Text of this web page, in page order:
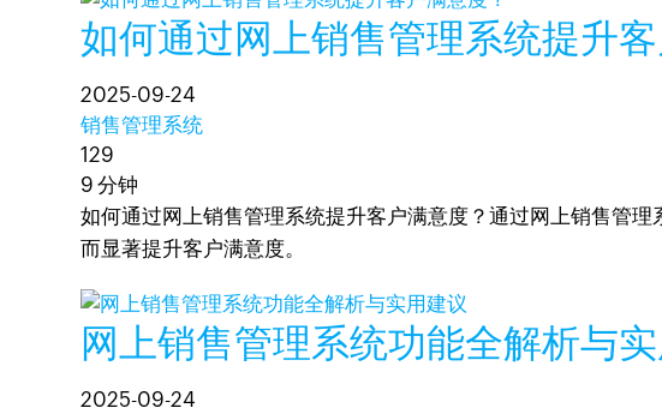
如何通过网上销售管理系统提升
2025-09-24
销售管理系统
129
9 分钟
如何通过网上销售管理系统提升客户满意度？通过网上销售管
而显著提升客户满意度。
网上销售管理系统功能全解析与
2025-09-24